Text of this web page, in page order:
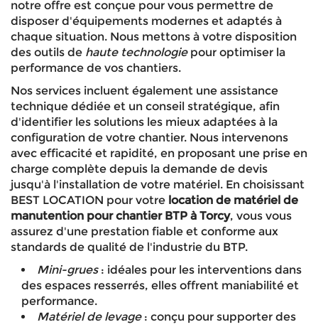
notre offre est conçue pour vous permettre de
disposer d'équipements modernes et adaptés à
chaque situation. Nous mettons à votre disposition
des outils de haute technologiepour optimiser la
performance de vos chantiers.
Nos services incluent également une assistance
technique dédiée et un conseil stratégique, afin
d'identifier les solutions les mieux adaptées à la
configuration de votre chantier. Nous intervenons
avec efficacité et rapidité, en proposant une prise en
charge complète depuis la demande de devis
jusqu'à l'installation de votre matériel. En choisissant
BEST LOCATION pour votre location de matériel de
manutention pour chantier BTP à Torcy, vous vous
assurez d'une prestation fiable et conforme aux
standards de qualité de l'industrie du BTP.
Mini-grues: idéales pour les interventions dans
des espaces resserrés, elles offrent maniabilité et
performance.
Matériel de levage: conçu pour supporter des